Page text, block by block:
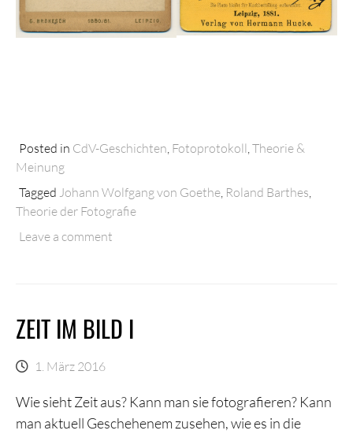
Posted in CdV-Geschichten Fotoprotokoll Theorie &
Meinung
Tagged Johann Wolfgang von Goethe Roland Barthes
Theorie der Fotografie
Leave a comment
ZEIT IM BILD I
1. März 2016
Wie sieht Zeit aus? Kann man sie fotografieren? Kann
man aktuell Geschehenem zusehen, wie es in die